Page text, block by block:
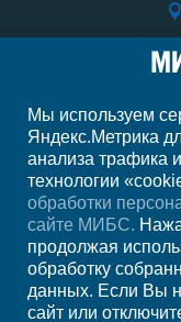
Мы используем
Яндекс.Метрика
анализа трафика
технологии
обработки
сайте МИБС.
продолжая
обработку
данных. Если Вы
сайт или